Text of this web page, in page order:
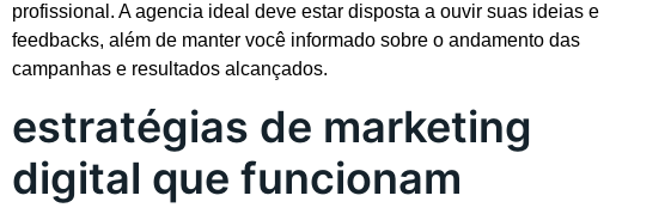
profissional. A agencia ideal deve estar disposta a ouvir suas ideias e
feedbacks, além de manter você informado sobre o andamento das
campanhas e resultados alcançados.
estratégias de marketing
digital que funcionam